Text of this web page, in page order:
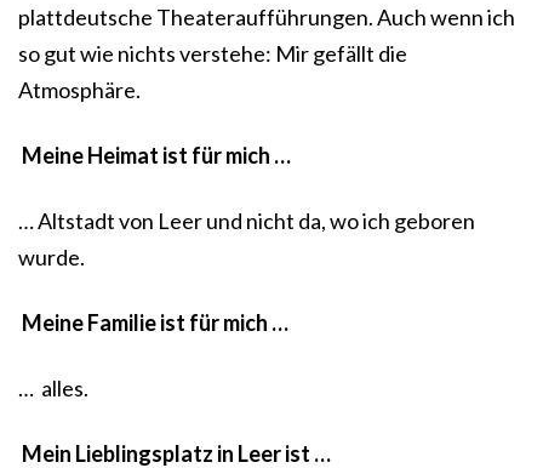
plattdeutsche Theateraufführungen. Auch wenn ich
so gut wie nichts verstehe: Mir gefällt die
Atmosphäre.
Meine Heimat ist für mich …
… Altstadt von Leer und nicht da, wo ich geboren
wurde.
Meine Familie ist für mich …
… alles.
Mein Lieblingsplatz in Leer ist …